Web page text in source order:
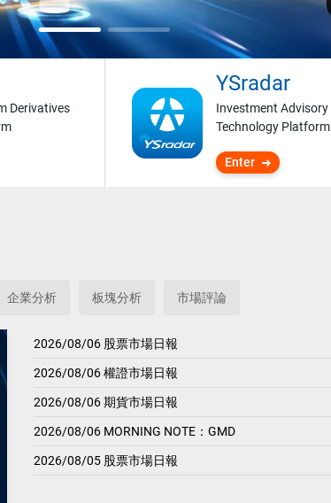
Derivatives
YSradar
Investment Advisory
Technology Platform
Enter
企業分析 板塊分析 市場評論
2026/08/06 股票市場日報
2026/08/06 權證市場日報
2026/08/06 期貨市場日報
2026/08/06 MORNING NOTE：GMD
2026/08/05 股票市場日報